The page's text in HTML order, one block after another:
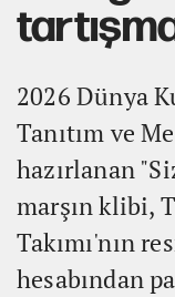
2026 Dünya
Tanıtım ve
hazırlanan
marşın klibi,
Takımı'nın
hesabından